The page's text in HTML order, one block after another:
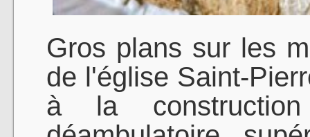
Gros plans sur les
de l'église Saint-
à la